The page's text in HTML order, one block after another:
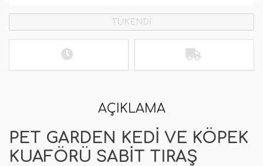
TÜKENDİ
AÇIKLAMA
PET GARDEN KEDI VE KÖPEK
KUAFÖRÜ SABIT TIRAŞ